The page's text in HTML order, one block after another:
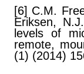
[6] C.M.
Eriksen,
levels of
remote,
(1) (2014)